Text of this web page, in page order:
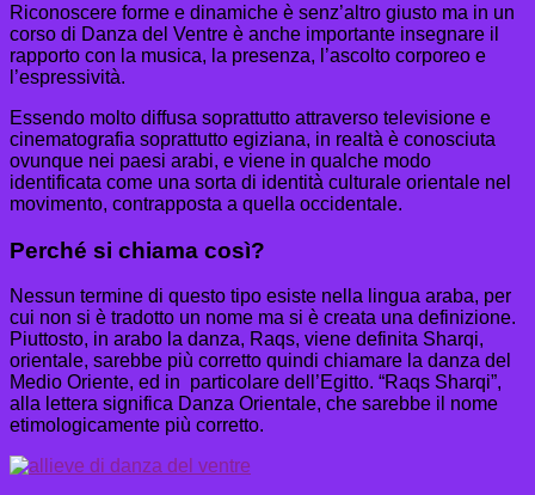
Riconoscere forme e dinamiche è senz’altro giusto ma in un
corso di Danza del Ventre è anche importante insegnare il
rapporto con la musica, la presenza, l’ascolto corporeo e
l’espressività.
Essendo molto diffusa soprattutto attraverso televisione e
cinematografia soprattutto egiziana, in realtà è conosciuta
ovunque nei paesi arabi, e viene in qualche modo
identificata come una sorta di identità culturale orientale nel
movimento, contrapposta a quella occidentale.
Perché si chiama così?
Nessun termine di questo tipo esiste nella lingua araba, per
cui non si è tradotto un nome ma si è creata una definizione.
Piuttosto, in arabo la danza, Raqs, viene definita Sharqi,
orientale, sarebbe più corretto quindi chiamare la danza del
Medio Oriente, ed in particolare dell’Egitto. “Raqs Sharqi”,
alla lettera significa Danza Orientale, che sarebbe il nome
etimologicamente più corretto.